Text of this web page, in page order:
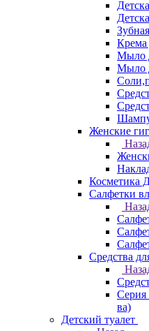
Крема
Мыло
Мыло
Женские
Салфетки
Средства
ва)
Детский туалет